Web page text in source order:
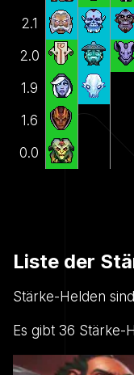
2.1
2.0
1.9
1.6
0.0
Liste der
Stärke-Helden
Es gibt 36 Stärke-